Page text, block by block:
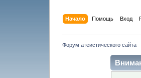
Начало Помощь Вход
Форум атеистического сайта